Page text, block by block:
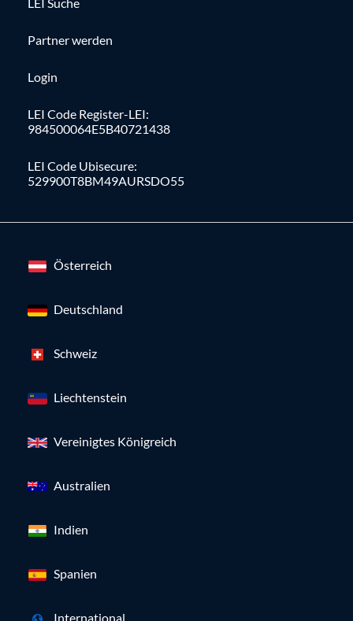
Partner werden
Login
LEI Code Register-LEI:
984500064E5B40721438
LEI Code Ubisecure:
529900T8BM49AURSDO55
Österreich
Deutschland
Schweiz
Liechtenstein
Vereinigtes Königreich
Australien
Indien
Spanien
International